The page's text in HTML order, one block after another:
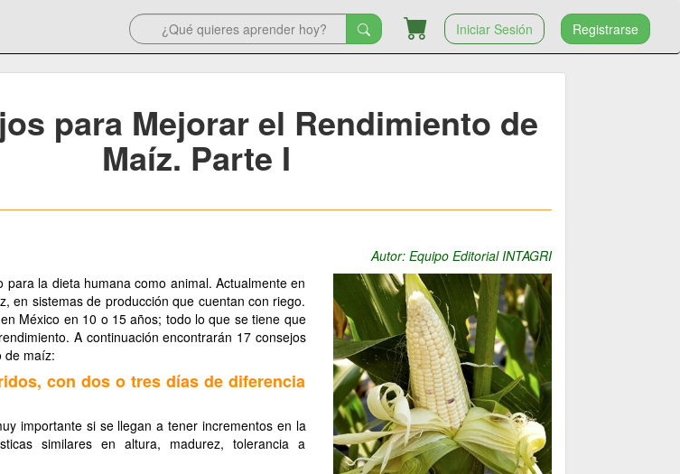
Iniciar Sesión Registrarse
para Mejorar el Rendimiento de
Maíz. Parte I
Autor: Equipo Editorial INTAGRI
la dieta humana como animal. Actualmente en
en sistemas de producción que cuentan con riego.
México en 10 o 15 años; todo lo que se tiene que
A continuación encontrarán 17 consejos
de maíz:
con dos o tres días de diferencia
importante si se llegan a tener incrementos en la
similares en altura, madurez, tolerancia a